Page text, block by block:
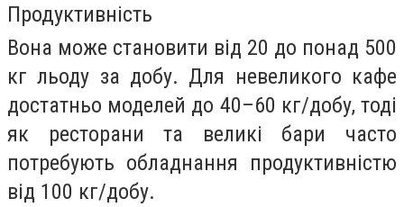
Продуктивність
Вона може становити від 20 до понад 500
кг льоду за добу. Для невеликого кафе
достатньо моделей до 40–60 кг/добу, тоді
як ресторани та великі бари часто
потребують обладнання продуктивністю
від 100 кг/добу.